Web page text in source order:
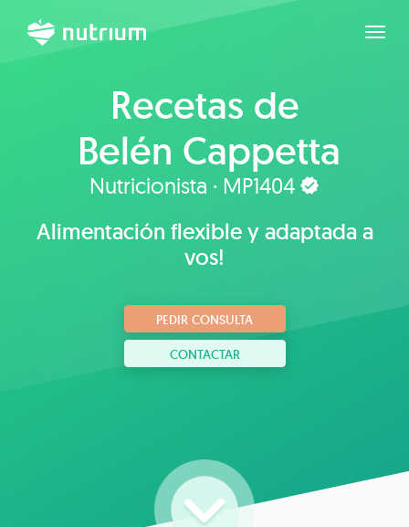
Recetas de
Belén Cappetta
Nutricionista · MP1404
Alimentación flexible y adaptada a
vos!
PEDIR CONSULTA
CONTACTAR